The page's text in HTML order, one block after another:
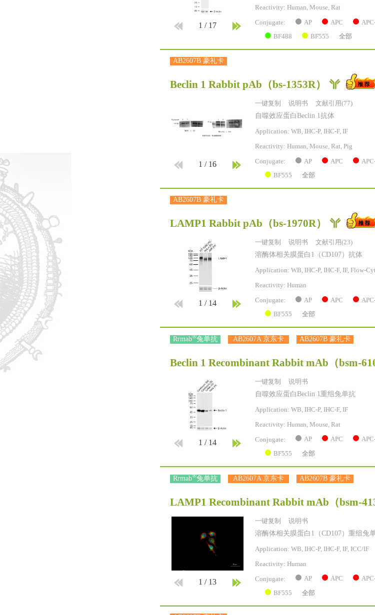
1 / 17
Reactivity: Human, Mouse, Rat
Conjugate: AP APC
BF488 BF555 全部
AB2607B 豪礼卡
Beclin 1 Rabbit pAb （bs-1353R）
1 / 16
一键复制 说明书 文献引用(77)
自噬效应蛋白Beclin 1抗体
Application: WB, IHC-P, IHC-F, IF
Reactivity: Human, Mouse, Rat, Pig
Conjugate: AP APC
BF555 全部
AB2607B 豪礼卡
LAMP1 Rabbit pAb （bs-1970R）
1 / 14
一键复制 说明书 文献引用(23)
溶酶体相关膜蛋白1（CD107）抗体
Application: WB, IHC-P, IHC-F, IF, Flow-
Reactivity: Human
Conjugate: AP APC
BF555 全部
Rrmab®兔单抗 AB2607A 京东卡 AB2607B 豪礼卡
Beclin 1 Recombinant Rabbit mAb （bsm-
1 / 14
一键复制 说明书
自噬效应蛋白Beclin 1重组兔单抗
Application: WB, IHC-P, IHC-F, IF
Reactivity: Human, Mouse, Rat
Conjugate: AP APC
BF555 全部
Rrmab®兔单抗 AB2607A 京东卡 AB2607B 豪礼卡
LAMP1 Recombinant Rabbit mAb （bsm-
1 / 13
一键复制 说明书
溶酶体相关膜蛋白1（CD107）重组兔
Application: WB, IHC-P, IHC-F, IF, ICC/IF
Reactivity: Human
Conjugate: AP APC
BF555 全部